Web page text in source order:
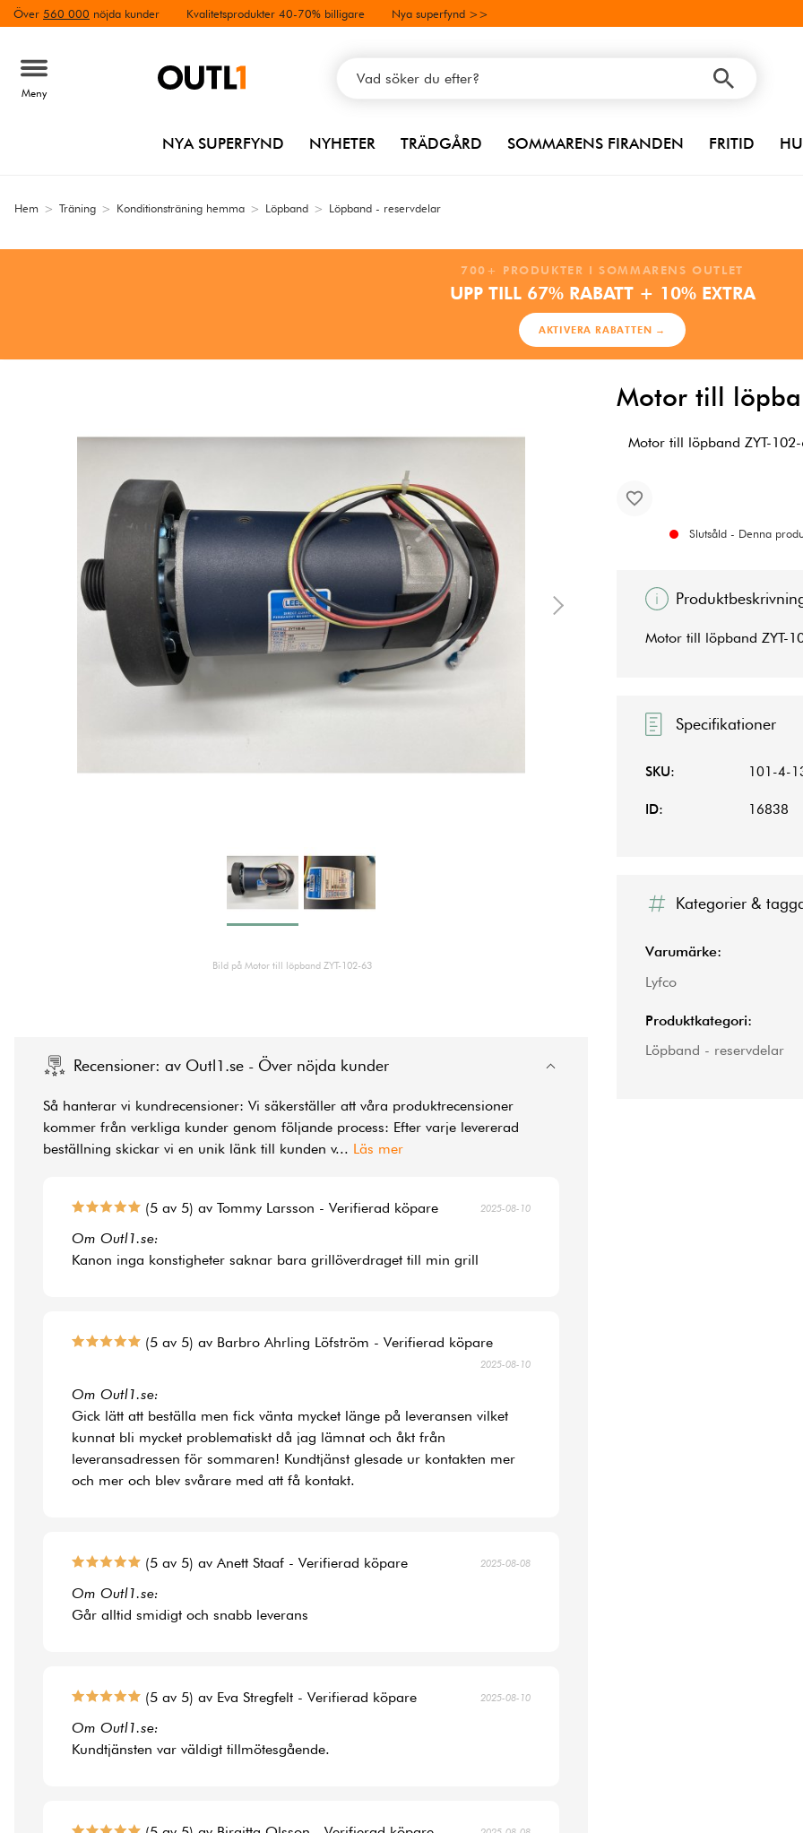
Över 560 000 nöjda kunder Kvalitetsprodukter 40-70% billigare Nya superfynd >>
Meny
NYA SUPERFYND NYHETER TRÄDGÅRD SOMMARENS FIRANDEN FRITID
Hem > Träning > Konditionsträning hemma > Löpband > Löpband - reservdelar
700+ PRODUKTER I SOMMARENS OUTLET
UPP TILL 67% RABATT + 10% EXTRA
AKTIVERA RABATTEN →
Motor till
Bild på Motor till löpband ZYT-102-63
Motor till löpband ZYT-
Slutsåld - Denna
Motor till löpband ZYT-
Specifikationer
SKU: 101-4-
ID: 16838
Kategorier &
Varumärke:
Lyfco
Produktkategori:
Löpband - reservdelar
Recensioner: av Outl1.se - Över nöjda kunder
Så hanterar vi kundrecensioner: Vi säkerställer att våra produktrecensioner
kommer från verkliga kunder genom följande process: Efter varje levererad
beställning skickar vi en unik länk till kunden v... Läs mer
(5 av 5) av Tommy Larsson - Verifierad köpare 2025-08-10
Om Outl1.se:
Kanon inga konstigheter saknar bara grillöverdraget till min grill
(5 av 5) av Barbro Ahrling Löfström - Verifierad köpare
2025-08-10
Om Outl1.se:
Gick lätt att beställa men fick vänta mycket länge på leveransen vilket
kunnat bli mycket problematiskt då jag lämnat och åkt från
leveransadressen för sommaren! Kundtjänst glesade ur kontakten mer
och mer och blev svårare med att få kontakt.
(5 av 5) av Anett Staaf - Verifierad köpare 2025-08-08
Om Outl1.se:
Går alltid smidigt och snabb leverans
(5 av 5) av Eva Stregfelt - Verifierad köpare 2025-08-10
Om Outl1.se:
Kundtjänsten var väldigt tillmötesgående.